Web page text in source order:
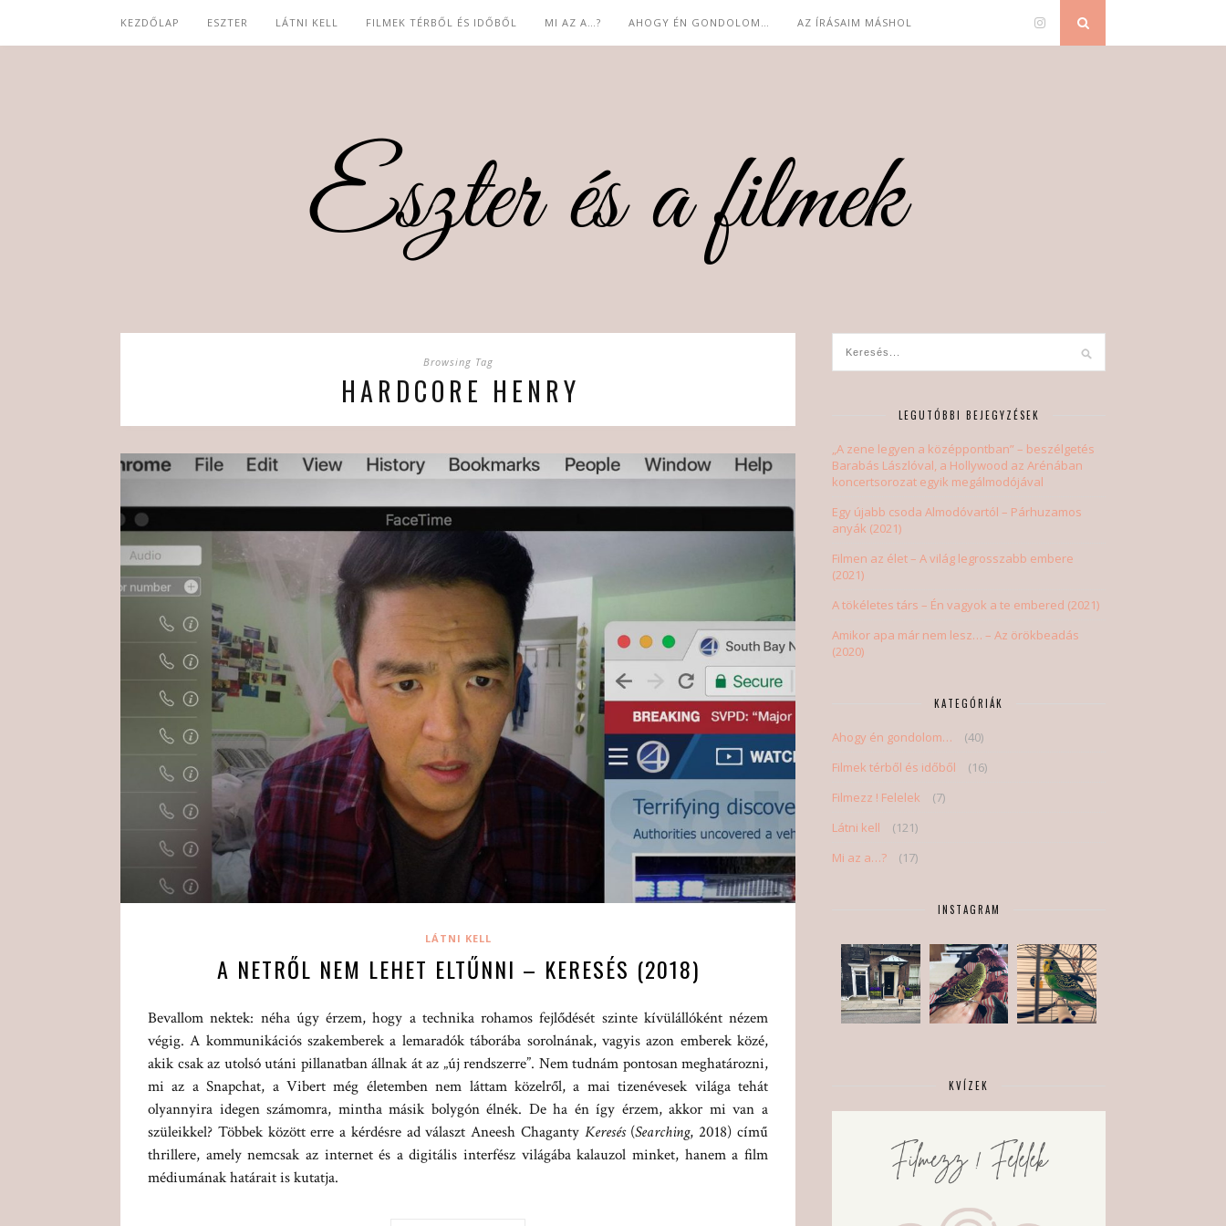
KEZDŐLAP ESZTER LÁTNI KELL FILMEK TÉRBŐL ÉS IDŐBŐL MI AZ A…? AHOGY ÉN GONDOLOM… AZ ÍRÁSAIM MÁSHOL
Browsing Tag
HARDCORE HENRY
LÁTNI KELL
A NETRŐL NEM LEHET ELTŰNNI – KERESÉS (2018)
Bevallom nektek: néha úgy érzem, hogy a technika rohamos fejlődését szinte kívülállóként nézem
végig. A kommunikációs szakemberek a lemaradók táborába sorolnának, vagyis azon emberek közé,
akik csak az utolsó utáni pillanatban állnak át az „új rendszerre”. Nem tudnám pontosan meghatározni,
mi az a Snapchat, a Vibert még életemben nem láttam közelről, a mai tizenévesek világa tehát
olyannyira idegen számomra, mintha másik bolygón élnék. De ha én így érzem, akkor mi van a
szüleikkel? Többek között erre a kérdésre ad választ Aneesh Chaganty Keresés(Searching, 2018) című
thrillere, amely nemcsak az internet és a digitális interfész világába kalauzol minket, hanem a film
médiumának határait is kutatja.
LEGUTÓBBI BEJEGYZÉSEK
„A zene legyen a középpontban” – beszélgetés
Barabás Lászlóval, a Hollywood az Arénában
koncertsorozat egyik megálmodójával
Egy újabb csoda Almodóvartól – Párhuzamos
anyák (2021)
Filmen az élet – A világ legrosszabb embere
(2021)
A tökéletes társ – Én vagyok a te embered (2021)
Amikor apa már nem lesz… – Az örökbeadás
(2020)
KATEGÓRIÁK
Ahogy én gondolom…
(40)
Filmek térből és időből
(16)
Filmezz ! Felelek
(7)
Látni kell
(121)
Mi az a…?
(17)
INSTAGRAM
KVÍZEK